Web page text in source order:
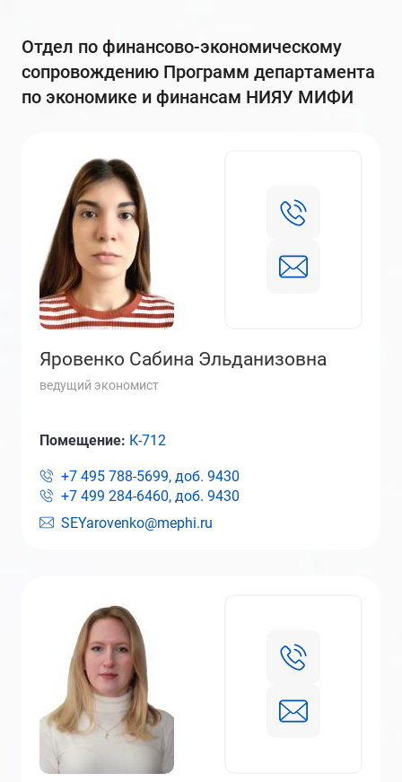
Отдел по финансово-экономическому
сопровождению Программ департамента
по экономике и финансам НИЯУ МИФИ
Яровенко Сабина Эльданизовна
ведущий экономист
SEYarovenko@mephi.ru
Помещение: К-712
+7 495 788-5699, доб. 9430
+7 499 284-6460, доб. 9430